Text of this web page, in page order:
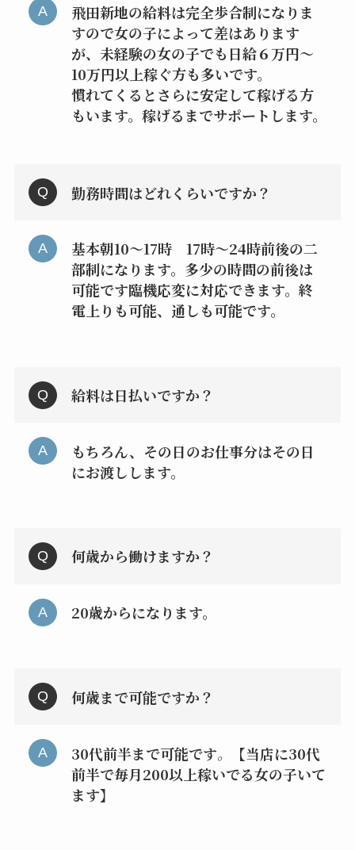
飛田新地の給料は完全歩合制になりま
すので女の子によって差はあります
が、未経験の女の子でも日給６万円〜
10万円以上稼ぐ方も多いです。
慣れてくるとさらに安定して稼げる方
もいます。稼げるまでサポートします。
勤務時間はどれくらいですか？
基本朝10～17時 17時～24時前後の二
部制になります。多少の時間の前後は
可能です臨機応変に対応できます。終
電上りも可能、通しも可能です。
給料は日払いですか？
もちろん、その日のお仕事分はその日
にお渡しします。
何歳から働けますか？
20歳からになります。
何歳まで可能ですか？
30代前半まで可能です。
【当店に30代
前半で毎月200以上稼いでる女の子いて
ます】